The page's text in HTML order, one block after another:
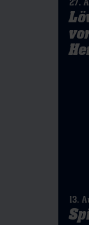
27.
13.